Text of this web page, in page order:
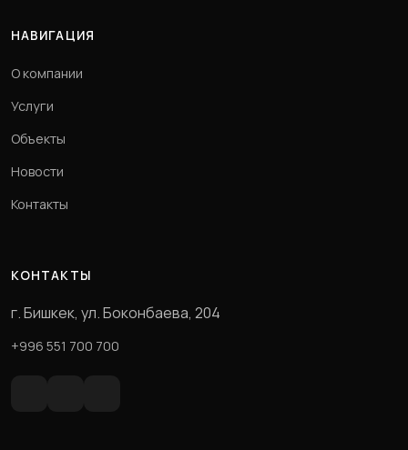
НАВИГАЦИЯ
О компании
Услуги
Объекты
Новости
Контакты
КОНТАКТЫ
г. Бишкек, ул. Боконбаева, 204
+996 551 700 700